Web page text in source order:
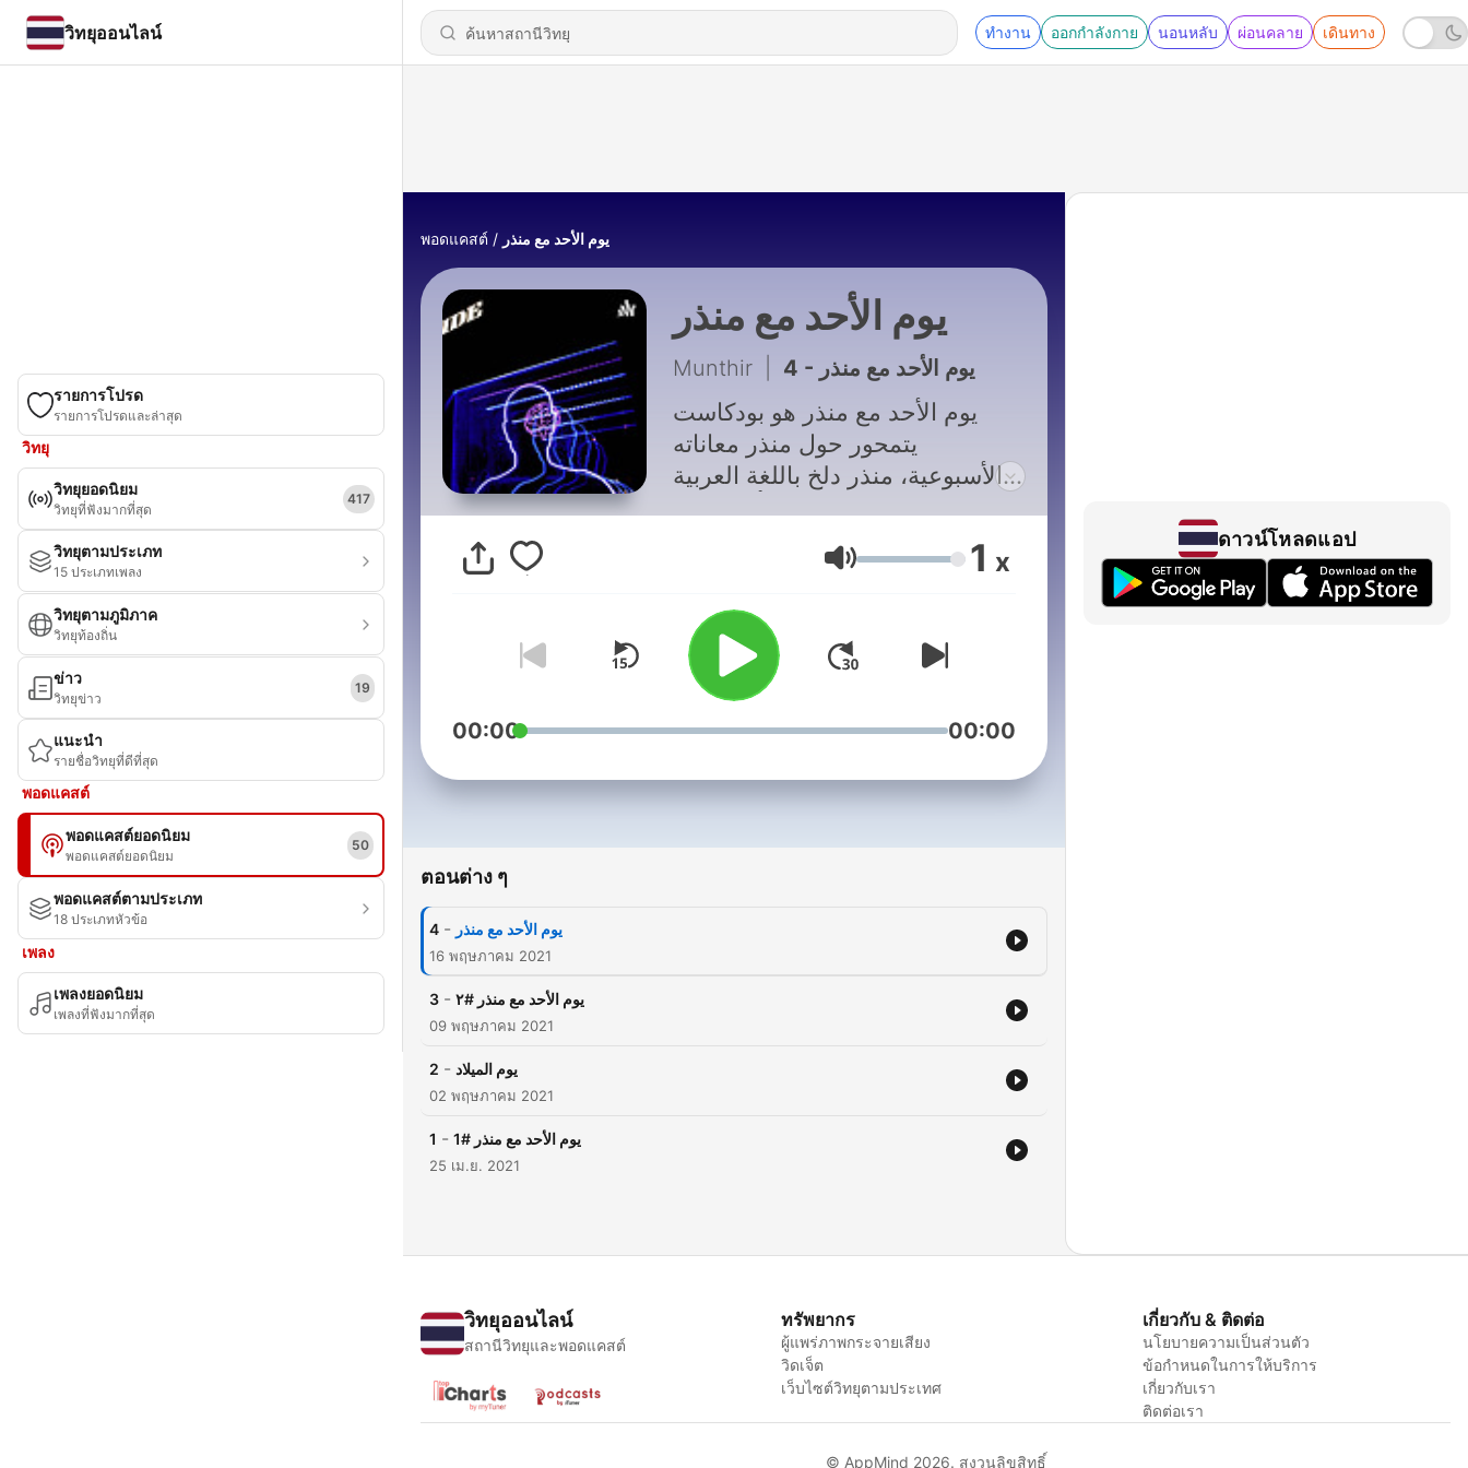
วิทยุออนไลน์ ทำงาน ออกกำลังกาย นอนหลับ ผ่อนคลาย เดินทาง
รายการโปรด
รายการโปรดและล่าสุด
วิทยุ
วิทยุยอดนิยม
วิทยุที่ฟังมากที่สุด
417
วิทยุตามประเภท
15 ประเภทเพลง
วิทยุตามภูมิภาค
วิทยุท้องถิ่น
ข่าว
วิทยุข่าว
19
แนะนำ
รายชื่อวิทยุที่ดีที่สุด
พอดแคสต์
พอดแคสต์ยอดนิยม
พอดแคสต์ยอดนิยม
50
พอดแคสต์ตามประเภท
18 ประเภทหัวข้อ
เพลง
เพลงยอดนิยม
เพลงที่ฟังมากที่สุด
พอดแคสต์ يوم الأحد مع منذر
يوم الأحد مع منذر
Munthir 4 - يوم الأحد مع منذر
يوم الأحد مع منذر هو بودكاست
يتمحور حول منذر معاناته
الأسبوعية، منذر دلخ باللغة العربية
ระดับเสียง 1 x
00:00 00:00
ตอนต่าง ๆ
4 - يوم الأحد مع منذر
16 พฤษภาคม 2021
3 - يوم الأحد مع منذر #٢
09 พฤษภาคม 2021
2 - يوم الميلاد
02 พฤษภาคม 2021
1 - يوم الأحد مع منذر #1
25 เม.ย. 2021
ดาวน์โหลดแอป
วิทยุออนไลน์
สถานีวิทยุและพอดแคสต์
ทรัพยากร
ผู้แพร่ภาพกระจายเสียง
วิดเจ็ต
เว็บไซต์วิทยุตามประเทศ
เกี่ยวกับ & ติดต่อ
นโยบายความเป็นส่วนตัว
ข้อกำหนดในการให้บริการ
เกี่ยวกับเรา
ติดต่อเรา
© AppMind 2026. สงวนลิขสิทธิ์